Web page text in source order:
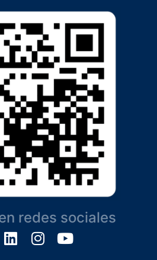
redes sociales